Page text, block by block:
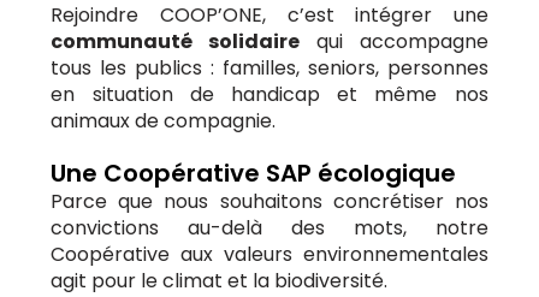
Rejoindre COOP’ONE, c’est intégrer une
communauté solidaire qui accompagne
tous les publics : familles, seniors, personnes
en situation de handicap et même nos
animaux de compagnie.
Une Coopérative SAP écologique
Parce que nous souhaitons concrétiser nos
convictions au-delà des mots, notre
Coopérative aux valeurs environnementales
agit pour le climat et la biodiversité.